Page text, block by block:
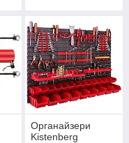
Органайзери
Kistenberg